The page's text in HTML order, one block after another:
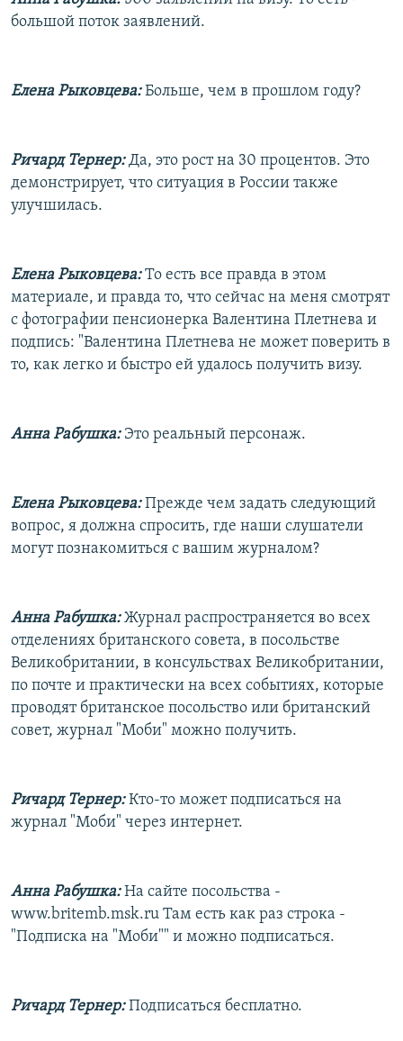
большой поток заявлений.
Елена Рыковцева:Больше, чем в прошлом году?
Ричард Тернер:Да, это рост на 30 процентов. Это
демонстрирует, что ситуация в России также
улучшилась.
Елена Рыковцева:То есть все правда в этом
материале, и правда то, что сейчас на меня смотрят
с фотографии пенсионерка Валентина Плетнева и
подпись: "Валентина Плетнева не может поверить в
то, как легко и быстро ей удалось получить визу.
Анна Рабушка:Это реальный персонаж.
Елена Рыковцева:Прежде чем задать следующий
вопрос, я должна спросить, где наши слушатели
могут познакомиться с вашим журналом?
Анна Рабушка:Журнал распространяется во всех
отделениях британского совета, в посольстве
Великобритании, в консульствах Великобритании,
по почте и практически на всех событиях, которые
проводят британское посольство или британский
совет, журнал "Моби" можно получить.
Ричард Тернер:Кто-то может подписаться на
журнал "Моби" через интернет.
Анна Рабушка:На сайте посольства -
www.britemb.msk.ru Там есть как раз строка -
"Подписка на "Моби"" и можно подписаться.
Ричард Тернер:Подписаться бесплатно.